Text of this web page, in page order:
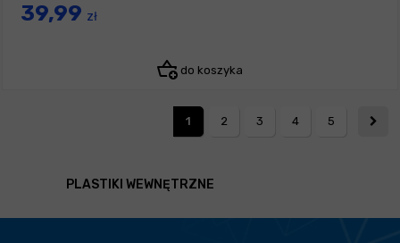
39,99 zł
do koszyka
1 2 3 4 5
PLASTIKI WEWNĘTRZNE